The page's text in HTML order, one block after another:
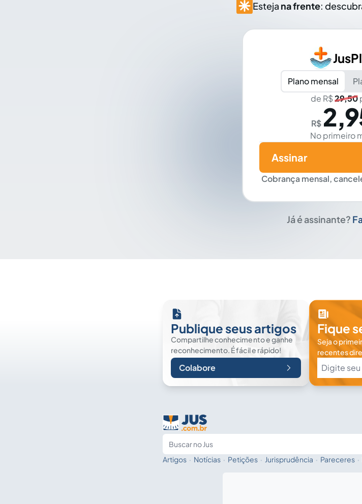
Esteja na frente:
Plano mensal
de R$29,50
R$
No primeiro
Cobrança mensal,
Assinar
Já é assinante?
Publique seus artigos
Compartilhe conhecimento e ganhe
reconhecimento. É fácil e rápido!
Colabore
Fique
Seja o
recentes
Artigos · Notícias · Petições · Jurisprudência · Pareceres ·